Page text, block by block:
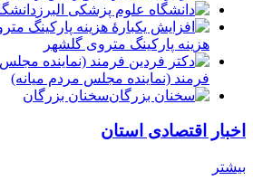
هزینه پارکینگ متروی گلشهر
فرمند (نماينده مجلس مردم میانه)
سخنان بزرگان
اخبار اقتصادی استان
بیشتر